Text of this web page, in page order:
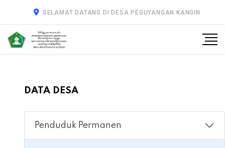
SELAMAT DATANG DI DESA PEGUYANGAN KANGIN
DATA DESA
Penduduk Permanen